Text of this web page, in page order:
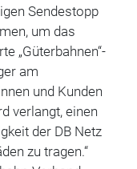
Sendestopp
um das
„Güterbahnen“-
am
und Kunden
verlangt, einen
der DB Netz
zu tragen.“